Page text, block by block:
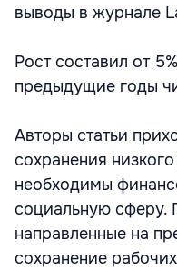
выводы в журнале
Рост составил от
предыдущие годы
Авторы статьи
сохранения
необходимы
социальную сферу.
направленные на
сохранение